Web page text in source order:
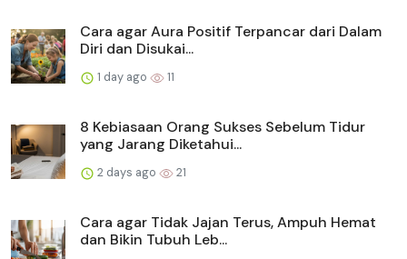
Cara agar Aura Positif Terpancar dari Dalam
Diri dan Disukai...
1 day ago 11
8 Kebiasaan Orang Sukses Sebelum Tidur
yang Jarang Diketahui...
2 days ago 21
Cara agar Tidak Jajan Terus, Ampuh Hemat
dan Bikin Tubuh Leb...